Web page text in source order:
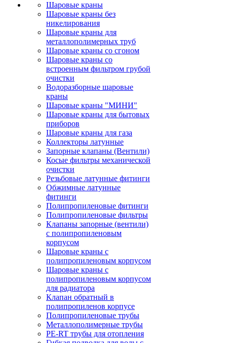
Шаровые краны
Шаровые краны без
никелирования
Шаровые краны для
металлополимерных труб
Шаровые краны со сгоном
Шаровые краны со
встроенным фильтром грубой
очистки
Водоразборные шаровые
краны
Шаровые краны "МИНИ"
Шаровые краны для бытовых
приборов
Шаровые краны для газа
Коллекторы латунные
Запорные клапаны (Вентили)
Косые фильтры механической
очистки
Резьбовые латунные фитинги
Обжимные латунные
фитинги
Полипропиленовые фитинги
Полипропиленовые фильтры
Клапаны запорные (вентили)
с полипропиленовым
корпусом
Шаровые краны с
полипропиленовым корпусом
Шаровые краны с
полипропиленовым корпусом
для радиатора
Клапан обратный в
полипропиленов корпусе
Полипропиленовые трубы
Металлополимерные трубы
PE-RT трубы для отопления